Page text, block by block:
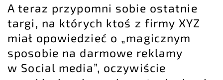
A teraz przypomni sobie ostatnie
targi, na których ktoś z firmy XYZ
miał opowiedzieć o „magicznym
sposobie na darmowe reklamy
w Social media”, oczywiście